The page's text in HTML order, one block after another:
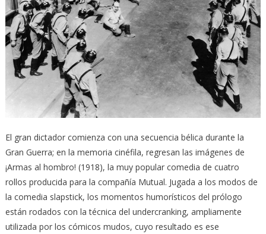
El gran dictador comienza con una secuencia bélica durante la
Gran Guerra; en la memoria cinéfila, regresan las imágenes de
¡Armas al hombro! (1918), la muy popular comedia de cuatro
rollos producida para la compañía Mutual. Jugada a los modos de
la comedia slapstick, los momentos humorísticos del prólogo
están rodados con la técnica del undercranking, ampliamente
utilizada por los cómicos mudos, cuyo resultado es ese